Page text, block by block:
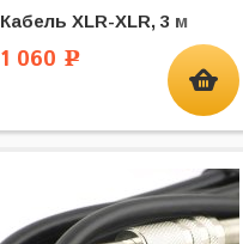
Кабель XLR-XLR, 3 м
1 060 Р